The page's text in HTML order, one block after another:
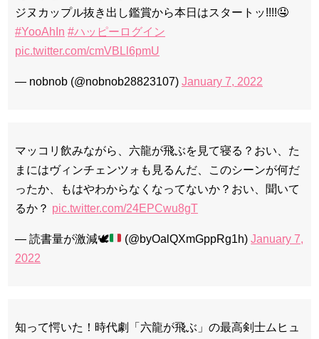
ジヌカップル抜き出し鑑賞から本日はスタートッ!!!!🤤
#YooAhIn #ハッピーログイン
pic.twitter.com/cmVBLl6pmU
— nobnob (@nobnob28823107) January 7, 2022
マッコリ飲みながら、六龍が飛ぶを見て寝る？おい、た
まにはヴィンチェンツォも見るんだ、このシーンが何だ
ったか、もはやわからなくなってないか？おい、聞いて
るか？ pic.twitter.com/24EPCwu8gT
— 読書量が激減🕊️ (@byOalQXmGppRg1h)January 7,
2022
知って愕いた！時代劇「六龍が飛ぶ」の最高剣士ムヒュ